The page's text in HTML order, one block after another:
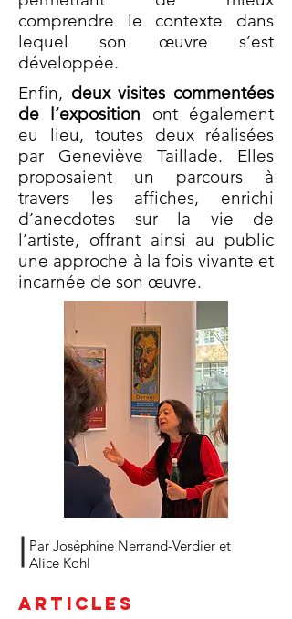
comprendre le contexte dans
lequel son œuvre s’est
développée.
Enfin, deux visites commentées
de l’exposition ont également
eu lieu, toutes deux réalisées
par Geneviève Taillade. Elles
proposaient un parcours à
travers les affiches, enrichi
d’anecdotes sur la vie de
l’artiste, offrant ainsi au public
une approche à la fois vivante et
incarnée de son œuvre.
Par Joséphine Nerrand-Verdier et
Alice Kohl
ARTICLES